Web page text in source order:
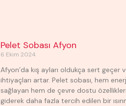
Pelet Sobası Afyon
6 Ekim 2024
Afyon’da kış ayları oldukça sert geçer
ihtiyaçları artar. Pelet sobası, hem
sağlayan hem de çevre dostu
giderek daha fazla tercih edilen bir